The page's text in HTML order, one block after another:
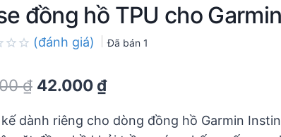
đồng hồ TPU cho
(đánh giá) Đã bán 1
₫ Original
was:
42.000 ₫Current
is:
dành riêng cho dòng đồng hồ Garmin